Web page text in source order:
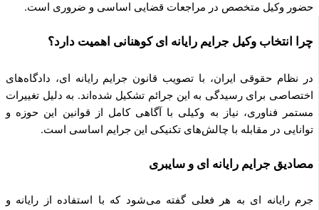
حضور وکیل متخصص در مراجعات قضایی اساسی و ضروری است.
چرا انتخاب وکیل جرایم رایانه ای کوهنانی اهمیت دارد؟
در نظام حقوقی ایران، با تصویب قانون جرایم رایانه ای، دادگاه‌های
اختصاصی برای رسیدگی به این جرائم تشکیل شده‌اند. به دلیل تغییرات
مستمر فناوری، نیاز به وکیلی با آگاهی کامل از قوانین این حوزه و
توانایی در مقابله با چالش‌های تکنیکی این جرایم اساسی است.
مصادیق جرایم رایانه ای و سایبری
جرم رایانه ای به هر فعلی گفته می‌شود که با استفاده از رایانه و